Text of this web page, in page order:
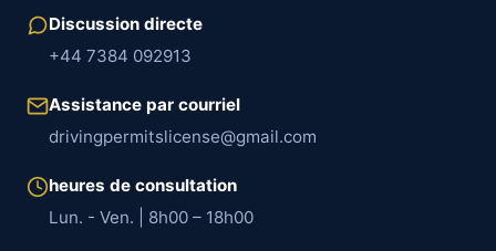
Discussion directe
+44 7384 092913
Assistance par courriel
drivingpermitslicense@gmail.com
heures de consultation
Lun. - Ven. | 8h00 – 18h00